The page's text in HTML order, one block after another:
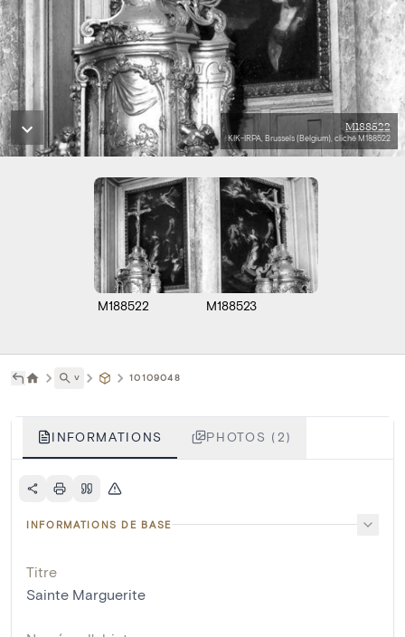
M188522
KIK-IRPA, Brussels (Belgium), cliché M188522
M188522 M188523
˅ 10109048
INFORMATIONS PHOTOS (2)
INFORMATIONS DE BASE
Titre
Sainte Marguerite